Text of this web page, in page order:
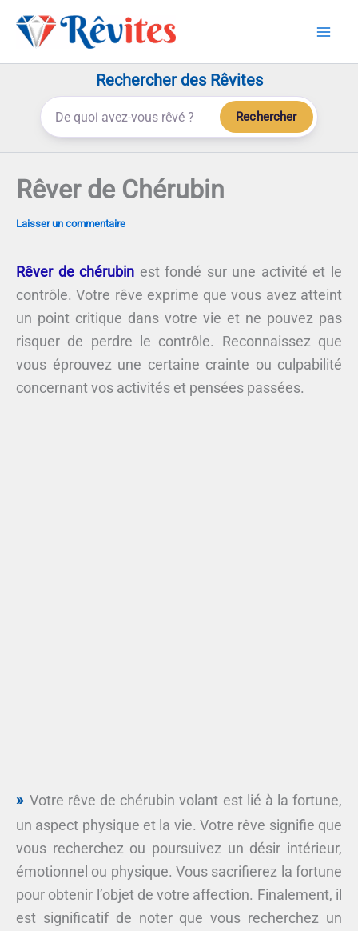
Rechercher des Rêvites
Rechercher
Rêver de Chérubin
Laisser un commentaire
Rêver de chérubin est fondé sur une activité et le
contrôle. Votre rêve exprime que vous avez atteint
un point critique dans votre vie et ne pouvez pas
risquer de perdre le contrôle. Reconnaissez que
vous éprouvez une certaine crainte ou culpabilité
concernant vos activités et pensées passées.
Votre rêve de chérubin volant est lié à la fortune,
un aspect physique et la vie. Votre rêve signifie que
vous recherchez ou poursuivez un désir intérieur,
émotionnel ou physique. Vous sacrifierez la fortune
pour obtenir l’objet de votre affection. Finalement, il
est significatif de noter que vous recherchez un